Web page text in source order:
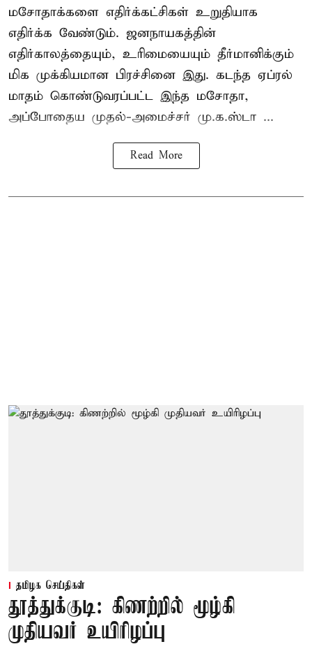
மசோதாக்களை எதிர்க்கட்சிகள் உறுதியாக
எதிர்க்க வேண்டும். ஜனநாயகத்தின்
எதிர்காலத்தையும், உரிமையையும் தீர்மானிக்கும்
மிக முக்கியமான பிரச்சினை இது. கடந்த ஏப்ரல்
மாதம் கொண்டுவரப்பட்ட இந்த மசோதா,
அப்போதைய முதல்-அமைச்சர் மு.க.ஸ்டா ...
Read More
தமிழக செய்திகள்
தூத்துக்குடி: கிணற்றில் மூழ்கி
முதியவர் உயிரிழப்பு